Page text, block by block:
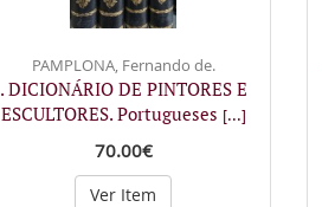
PAMPLONA, Fernando de.
. DICIONÁRIO DE PINTORES E
ESCULTORES. Portugueses [...]
70.00€
Ver Item